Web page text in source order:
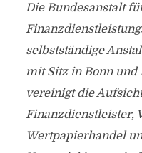
Die Bundesanstalt
selbstständige
mit Sitz in Bonn und
vereinigt die
Finanzdienstleister,
Wertpapierhandel